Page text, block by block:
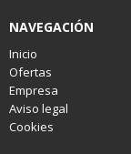
NAVEGACIÓN
Inicio
Ofertas
Empresa
Aviso legal
Cookies